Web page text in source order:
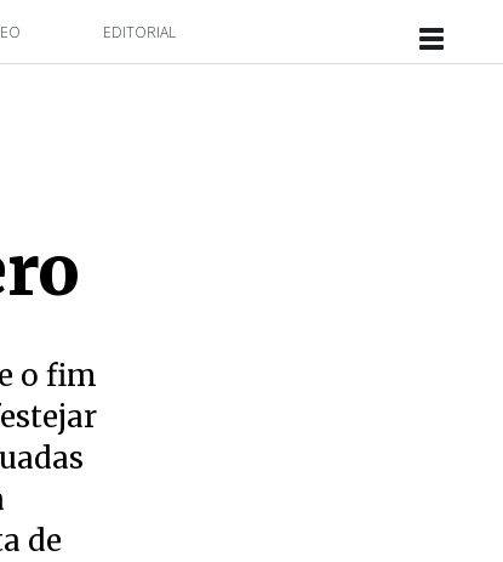
EDITORIAL
o fim
de